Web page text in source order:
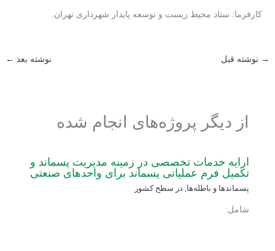
کارفرما: ستاد محیط زیست و توسعه پایدار شهرداری تهران.
→ نوشته قبل نوشته بعد ←
از دیگر پروژه‌های انجام شده
ارایه خدمات تخصصی در زمینه مدیریت پسماند و
تکمیل فرم عملیاتی پسماند برای واحدهای صنعتی
پسماندها و باطله‌ها, در سطح کشور
شامل: